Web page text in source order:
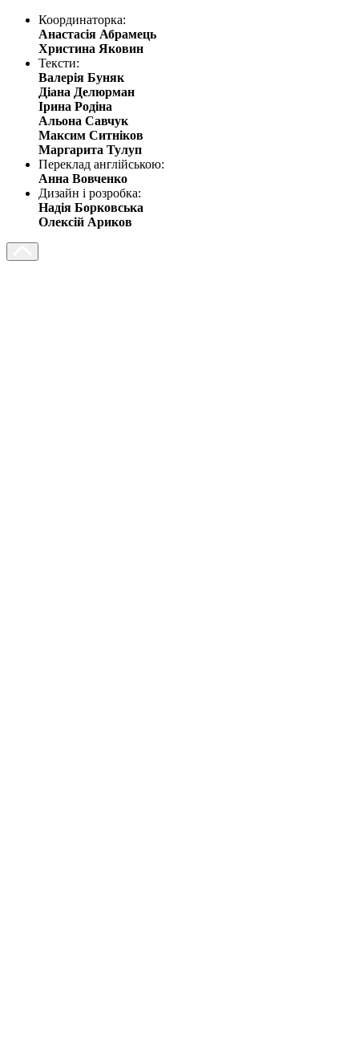
Координаторка:
Анастасія Абрамець
Христина Яковин
Тексти:
Валерія Буняк
Діана Делюрман
Ірина Родіна
Альона Савчук
Максим Ситніков
Маргарита Тулуп
Переклад англійською:
Анна Вовченко
Дизайн і розробка:
Надія Борковська
Олексій Ариков